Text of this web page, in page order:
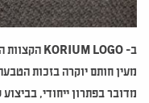
ב- KORIUM LOGO
הקצוות
מעין חותם יוקרה בזכות
מדובר בפתרון ייחודי,